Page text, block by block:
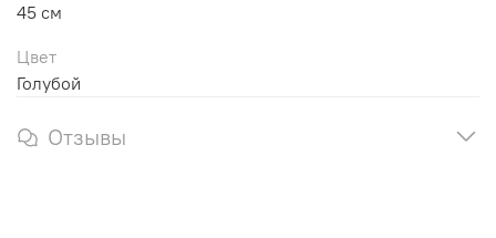
45 см
Цвет
Голубой
Отзывы